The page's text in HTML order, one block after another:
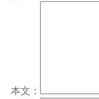
本文：